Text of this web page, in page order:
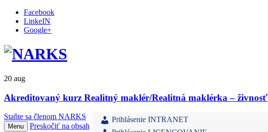
Facebook
LinkeIN
Google+
20 aug
Akreditovaný kurz Realitný maklér/Realitná maklérka – živnosť
Prihlásenie INTRANET
Staňte sa členom NARKS
Menu Preskočiť na obsah